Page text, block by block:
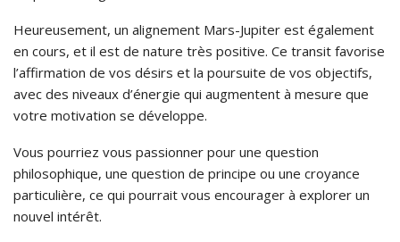
Heureusement, un alignement Mars-Jupiter est également
en cours, et il est de nature très positive. Ce transit favorise
l’affirmation de vos désirs et la poursuite de vos objectifs,
avec des niveaux d’énergie qui augmentent à mesure que
votre motivation se développe.
Vous pourriez vous passionner pour une question
philosophique, une question de principe ou une croyance
particulière, ce qui pourrait vous encourager à explorer un
nouvel intérêt.